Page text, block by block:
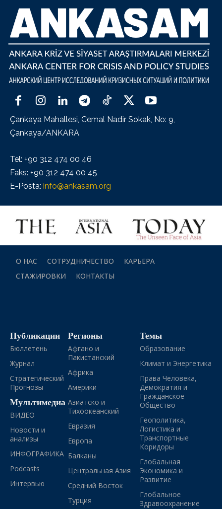
Çankaya Mahallesi, Cemal Nadir Sokak, No: 9,
Çankaya/ANKARA
Tel: +90 312 474 00 46
Faks: +90 312 474 00 45
E-Posta: info@ankasam.org
О НАС СОТРУДНИЧЕСТВО
КАРЬЕРА
СТАЖИРОВКИ
КОНТАКТЫ
Публикации
Бюллетень
Журнал
Стратегический
Прогнозы
Мультимедиа
ВИДЕО
Новости и
анализы
ИНФОГРАФИКА
Podcasts
Интервью
Регионы
Афгано и
Пакистанский
Африка
Америки
Азиатско и
Тихоокеанский
Евразия
Европа
Балканы
Центральная Азия
Средний Восток
Турция
Темы
Образование
Климат и Энергетика
Права Человека,
Демократия и
Гражданское
Общество
Геополитика,
Логистика и
Транспортные
Коридоры
Глобальная
Экономика и
Развитие
Глобальное
Здравоохранение